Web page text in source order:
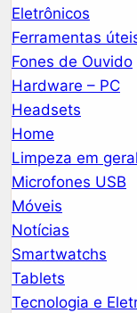
Eletrônicos
Ferramentas
Fones de Ouvido
Hardware – PC
Headsets
Home
Limpeza em geral
Microfones USB
Móveis
Notícias
Smartwatchs
Tablets
Tecnologia e